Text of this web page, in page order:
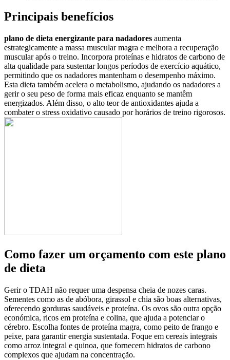
Principais benefícios
plano de dieta energizante para nadadores aumenta
estrategicamente a massa muscular magra e melhora a recuperação
muscular após o treino. Incorpora proteínas e hidratos de carbono de
alta qualidade para sustentar longos períodos de exercício aquático,
permitindo que os nadadores mantenham o desempenho máximo.
Esta dieta também acelera o metabolismo, ajudando os nadadores a
gerir o seu peso de forma mais eficaz enquanto se mantêm
energizados. Além disso, o alto teor de antioxidantes ajuda a
combater o stress oxidativo causado por horários de treino rigorosos.
Como fazer um orçamento com este plano
de dieta
Gerir o TDAH não requer uma despensa cheia de nozes caras.
Sementes como as de abóbora, girassol e chia são boas alternativas,
oferecendo gorduras saudáveis e proteína. Os ovos são outra opção
económica, ricos em proteína e colina, que ajuda a potenciar o
cérebro. Escolha fontes de proteína magra, como peito de frango e
peixe, para garantir energia sustentada. Foque em cereais integrais
como arroz integral e quinoa, que fornecem hidratos de carbono
complexos que ajudam na concentração.